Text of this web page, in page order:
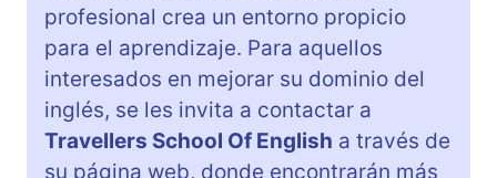
profesional crea un entorno propicio
para el aprendizaje. Para aquellos
interesados en mejorar su dominio del
inglés, se les invita a contactar a
Travellers School Of English a través de
su página web, donde encontrarán más